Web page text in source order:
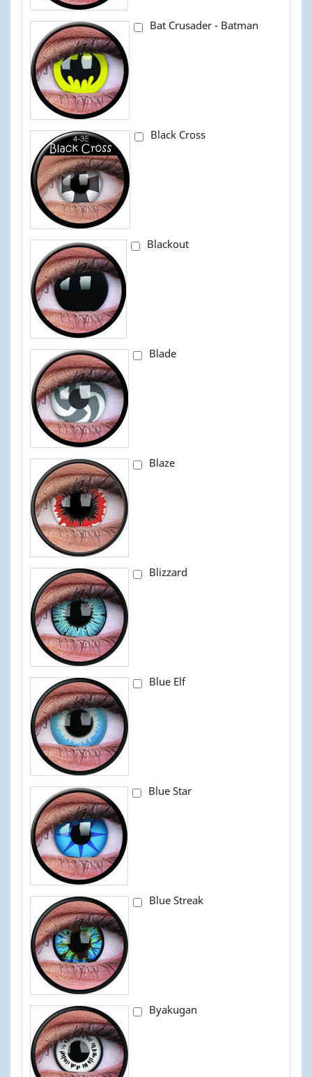
Bat Crusader - Batman
Black Cross
Blackout
Blade
Blaze
Blizzard
Blue Elf
Blue Star
Blue Streak
Byakugan